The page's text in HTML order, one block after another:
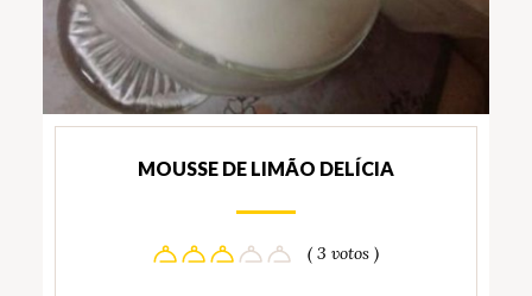
MOUSSE DE LIMÃO DELÍCIA
( 3 votos )